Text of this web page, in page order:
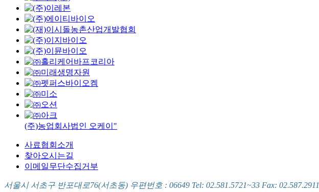
(주)농업회사법인 오케이"
사료협회소개
찾아오시는길
이메일무단수집거부
서울시 서초구 반포대로76(서초동) 우편번호 : 06649 Tel: 02.581.5721~33 Fax: 02.587.2911